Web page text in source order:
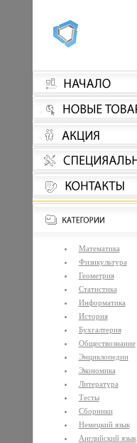
Математика
Физикультура
Геометрия
Статистика
Информатика
История
Бухгалтерия
Обществознание
Энциклопедии
Экономика
Литература
Тесты
Сборники
Немецкий язык
Английский язык